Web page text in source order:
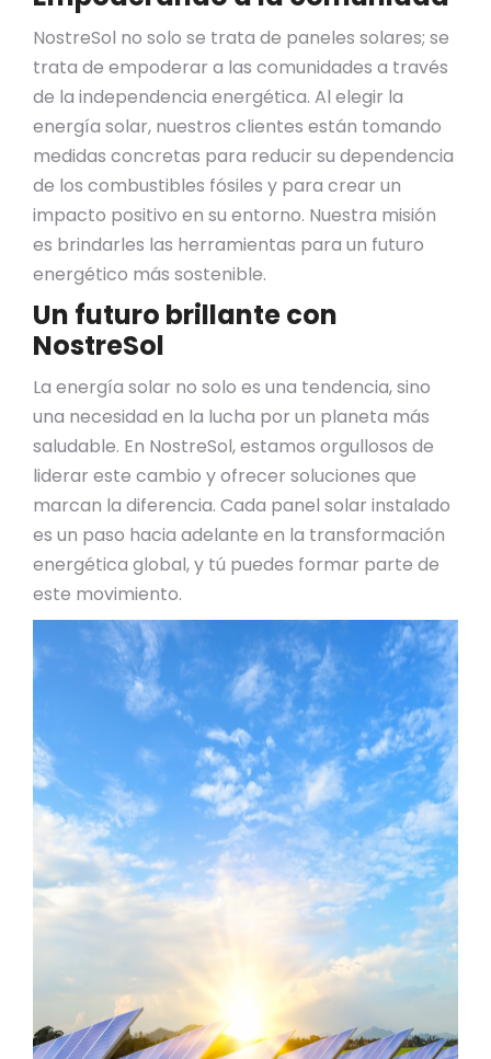
NostreSol no solo se trata de paneles solares; se
trata de empoderar a las comunidades a través
de la independencia energética. Al elegir la
energía solar, nuestros clientes están tomando
medidas concretas para reducir su dependencia
de los combustibles fósiles y para crear un
impacto positivo en su entorno. Nuestra misión
es brindarles las herramientas para un futuro
energético más sostenible.
Un futuro brillante con
NostreSol
La energía solar no solo es una tendencia, sino
una necesidad en la lucha por un planeta más
saludable. En NostreSol, estamos orgullosos de
liderar este cambio y ofrecer soluciones que
marcan la diferencia. Cada panel solar instalado
es un paso hacia adelante en la transformación
energética global, y tú puedes formar parte de
este movimiento.